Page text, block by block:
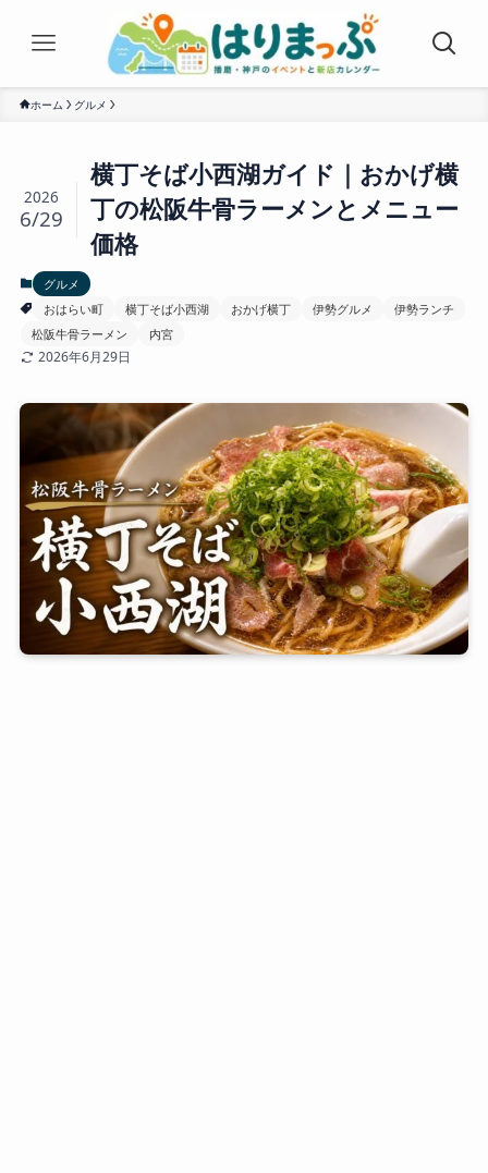
ホーム グルメ
横丁そば小西湖ガイド｜おかげ横
丁の松阪牛骨ラーメンとメニュー
価格
2026
6/29
グルメ
おはらい町
横丁そば小西湖 おかげ横丁 伊勢グルメ
伊勢ランチ
松阪牛骨ラーメン
内宮
2026年6月29日